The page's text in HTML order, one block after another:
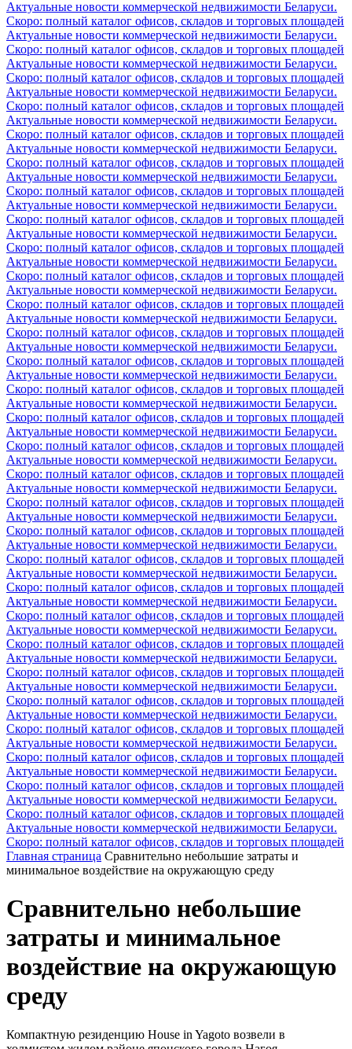
Актуальные новости коммерческой недвижимости Беларуси.
Скоро: полный каталог офисов, складов и торговых площадей
Актуальные новости коммерческой недвижимости Беларуси.
Скоро: полный каталог офисов, складов и торговых площадей
Актуальные новости коммерческой недвижимости Беларуси.
Скоро: полный каталог офисов, складов и торговых площадей
Актуальные новости коммерческой недвижимости Беларуси.
Скоро: полный каталог офисов, складов и торговых площадей
Актуальные новости коммерческой недвижимости Беларуси.
Скоро: полный каталог офисов, складов и торговых площадей
Актуальные новости коммерческой недвижимости Беларуси.
Скоро: полный каталог офисов, складов и торговых площадей
Актуальные новости коммерческой недвижимости Беларуси.
Скоро: полный каталог офисов, складов и торговых площадей
Актуальные новости коммерческой недвижимости Беларуси.
Скоро: полный каталог офисов, складов и торговых площадей
Актуальные новости коммерческой недвижимости Беларуси.
Скоро: полный каталог офисов, складов и торговых площадей
Актуальные новости коммерческой недвижимости Беларуси.
Скоро: полный каталог офисов, складов и торговых площадей
Актуальные новости коммерческой недвижимости Беларуси.
Скоро: полный каталог офисов, складов и торговых площадей
Актуальные новости коммерческой недвижимости Беларуси.
Скоро: полный каталог офисов, складов и торговых площадей
Актуальные новости коммерческой недвижимости Беларуси.
Скоро: полный каталог офисов, складов и торговых площадей
Актуальные новости коммерческой недвижимости Беларуси.
Скоро: полный каталог офисов, складов и торговых площадей
Актуальные новости коммерческой недвижимости Беларуси.
Скоро: полный каталог офисов, складов и торговых площадей
Актуальные новости коммерческой недвижимости Беларуси.
Скоро: полный каталог офисов, складов и торговых площадей
Актуальные новости коммерческой недвижимости Беларуси.
Скоро: полный каталог офисов, складов и торговых площадей
Актуальные новости коммерческой недвижимости Беларуси.
Скоро: полный каталог офисов, складов и торговых площадей
Актуальные новости коммерческой недвижимости Беларуси.
Скоро: полный каталог офисов, складов и торговых площадей
Актуальные новости коммерческой недвижимости Беларуси.
Скоро: полный каталог офисов, складов и торговых площадей
Актуальные новости коммерческой недвижимости Беларуси.
Скоро: полный каталог офисов, складов и торговых площадей
Актуальные новости коммерческой недвижимости Беларуси.
Скоро: полный каталог офисов, складов и торговых площадей
Актуальные новости коммерческой недвижимости Беларуси.
Скоро: полный каталог офисов, складов и торговых площадей
Актуальные новости коммерческой недвижимости Беларуси.
Скоро: полный каталог офисов, складов и торговых площадей
Актуальные новости коммерческой недвижимости Беларуси.
Скоро: полный каталог офисов, складов и торговых площадей
Актуальные новости коммерческой недвижимости Беларуси.
Скоро: полный каталог офисов, складов и торговых площадей
Актуальные новости коммерческой недвижимости Беларуси.
Скоро: полный каталог офисов, складов и торговых площадей
Актуальные новости коммерческой недвижимости Беларуси.
Скоро: полный каталог офисов, складов и торговых площадей
Актуальные новости коммерческой недвижимости Беларуси.
Скоро: полный каталог офисов, складов и торговых площадей
Актуальные новости коммерческой недвижимости Беларуси.
Скоро: полный каталог офисов, складов и торговых площадей
Главная страница Сравнительно небольшие затраты и
минимальное воздействие на окружающую среду
Сравнительно небольшие
затраты и минимальное
воздействие на окружающую
среду
Компактную резиденцию House in Yagoto возвели в